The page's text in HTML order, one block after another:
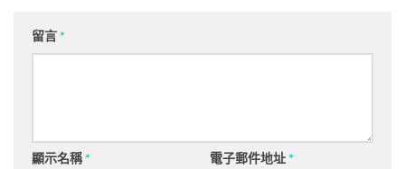
留言*
顯示名稱* 電子郵件地址*